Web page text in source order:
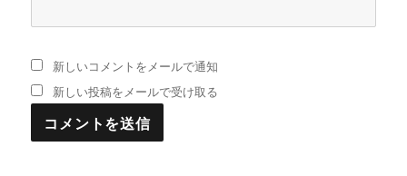
新しいコメントをメールで通知
新しい投稿をメールで受け取る